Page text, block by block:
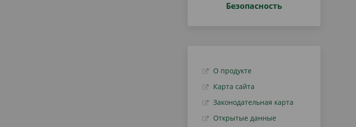
Безопасность
О продукте
Карта сайта
Законодательная карта
Открытые данные